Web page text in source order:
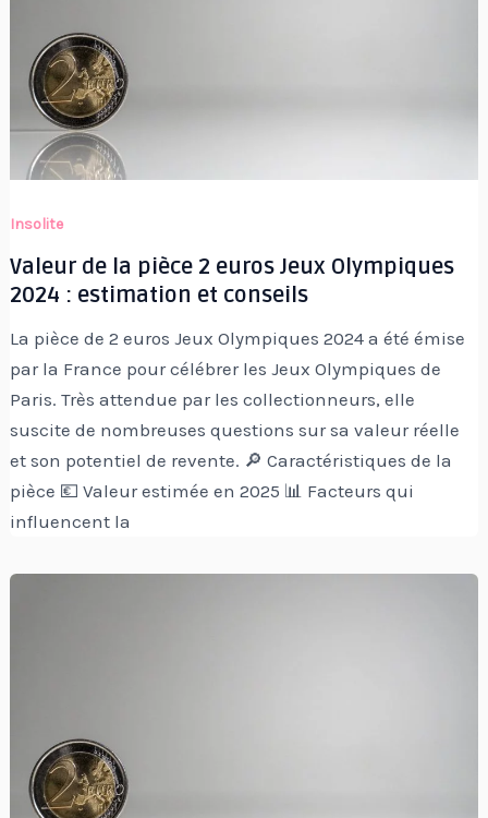
Insolite
Valeur de la pièce 2 euros Jeux Olympiques
2024 : estimation et conseils
La pièce de 2 euros Jeux Olympiques 2024 a été émise
par la France pour célébrer les Jeux Olympiques de
Paris. Très attendue par les collectionneurs, elle
suscite de nombreuses questions sur sa valeur réelle
et son potentiel de revente. 🔎 Caractéristiques de la
pièce 💶 Valeur estimée en 2025 📊 Facteurs qui
influencent la